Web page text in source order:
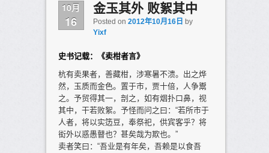
10月
16
金玉其外 败絮其中
Posted on 2012年10月16日 by
Yixf
史书记载：《卖柑者言》
杭有卖果者，善藏柑，涉寒暑不溃。出之烨
然，玉质而金色。置于市，贾十倍，人争鬻
之。予贸得其一，剖之，如有烟扑口鼻，视
其中，干若败絮。予怪而问之曰：“若所市于
人者，将以实笾豆，奉祭祀，供宾客乎？将
衒外以惑愚瞽也？甚矣哉为欺也。”
卖者笑曰：“吾业是有年矣，吾赖是以食吾